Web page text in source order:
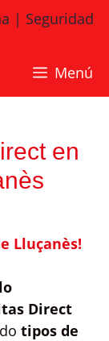
Menú
en
Lluçanès!
Direct
tipos de